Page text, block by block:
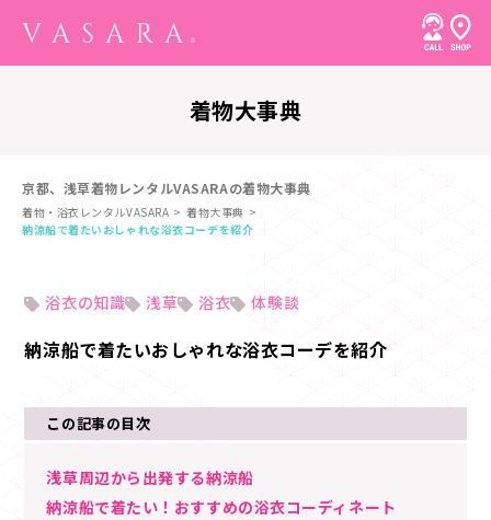
着物大事典
京都、浅草着物レンタルVASARAの着物大事典
着物・浴衣レンタルVASARA
着物大事典
納涼船で着たいおしゃれな浴衣コーデを紹介
浴衣の知識 浅草 浴衣 体験談
納涼船で着たいおしゃれな浴衣コーデを紹介
この記事の目次
浅草周辺から出発する納涼船
納涼船で着たい！おすすめの浴衣コーディネート